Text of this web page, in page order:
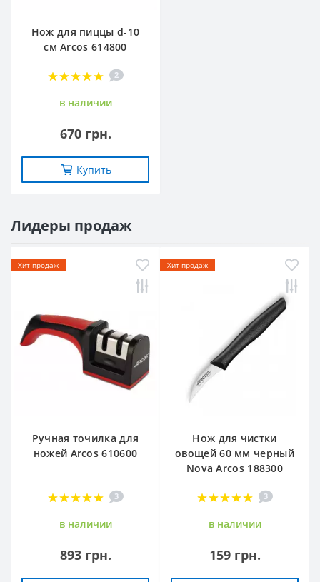
Нож для пиццы d-10
см Arcos 614800
2
в наличии
670 грн.
Купить
Лидеры продаж
Хит продаж
Ручная точилка для
ножей Arcos 610600
3
в наличии
893 грн.
Хит продаж
Нож для чистки
овощей 60 мм черный
Nova Arcos 188300
3
в наличии
159 грн.